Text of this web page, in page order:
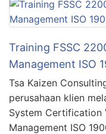
Training FSSC
Management ISO
Tsa Kaizen
perusahaan klien
System Certification
Management ISO